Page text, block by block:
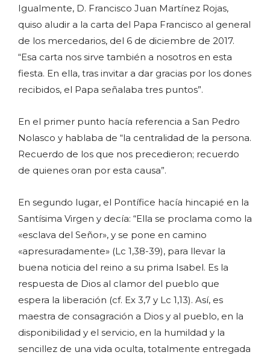
Igualmente, D. Francisco Juan Martínez Rojas,
quiso aludir a la carta del Papa Francisco al general
de los mercedarios, del 6 de diciembre de 2017.
“Esa carta nos sirve también a nosotros en esta
fiesta. En ella, tras invitar a dar gracias por los dones
recibidos, el Papa señalaba tres puntos”.
En el primer punto hacía referencia a San Pedro
Nolasco y hablaba de “la centralidad de la persona.
Recuerdo de los que nos precedieron; recuerdo
de quienes oran por esta causa”.
En segundo lugar, el Pontífice hacía hincapié en la
Santísima Virgen y decía: “Ella se proclama como la
«esclava del Señor», y se pone en camino
«apresuradamente» (Lc 1,38-39), para llevar la
buena noticia del reino a su prima Isabel. Es la
respuesta de Dios al clamor del pueblo que
espera la liberación (cf. Ex 3,7 y Lc 1,13). Así, es
maestra de consagración a Dios y al pueblo, en la
disponibilidad y el servicio, en la humildad y la
sencillez de una vida oculta, totalmente entregada